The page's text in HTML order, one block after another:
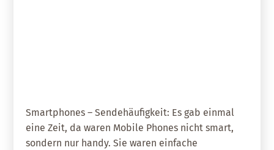
Smartphones – Sendehäufigkeit: Es gab einmal
eine Zeit, da waren Mobile Phones nicht smart,
sondern nur handy. Sie waren einfache